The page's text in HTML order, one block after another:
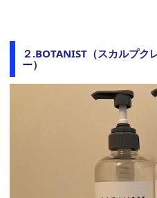
２.BOTANIST（スカルプク
ー）